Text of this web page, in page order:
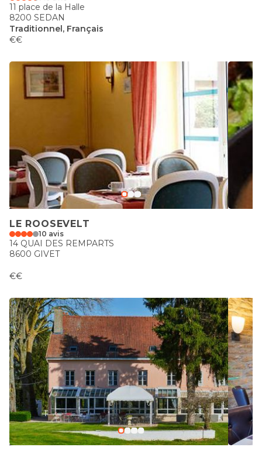
11 place de la Halle
8200 SEDAN
Traditionnel, Français
€€
LE ROOSEVELT
10 avis
14 QUAI DES REMPARTS
8600 GIVET
€€